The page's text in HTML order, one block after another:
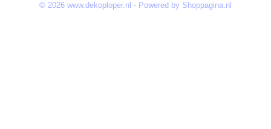
© 2026 www.dekoploper.nl - Powered by Shoppagina.nl